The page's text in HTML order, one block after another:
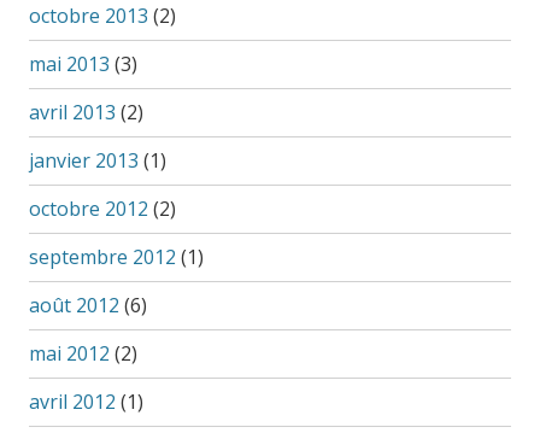
octobre 2013 (2)
mai 2013 (3)
avril 2013 (2)
janvier 2013 (1)
octobre 2012 (2)
septembre 2012 (1)
août 2012 (6)
mai 2012 (2)
avril 2012 (1)